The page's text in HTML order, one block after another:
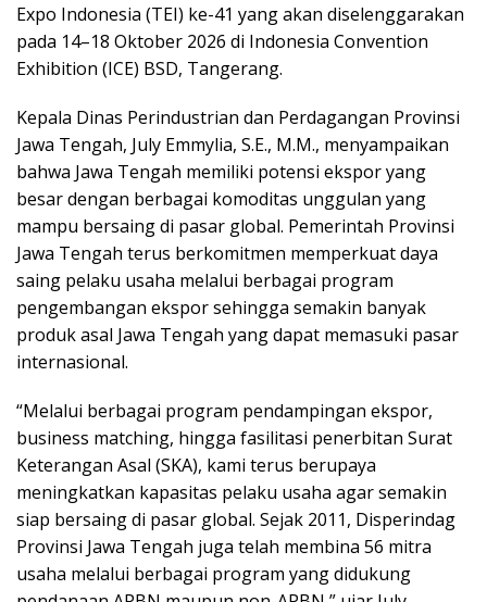
Expo Indonesia (TEI) ke-41 yang akan diselenggarakan
pada 14–18 Oktober 2026 di Indonesia Convention
Exhibition (ICE) BSD, Tangerang.
Kepala Dinas Perindustrian dan Perdagangan Provinsi
Jawa Tengah, July Emmylia, S.E., M.M., menyampaikan
bahwa Jawa Tengah memiliki potensi ekspor yang
besar dengan berbagai komoditas unggulan yang
mampu bersaing di pasar global. Pemerintah Provinsi
Jawa Tengah terus berkomitmen memperkuat daya
saing pelaku usaha melalui berbagai program
pengembangan ekspor sehingga semakin banyak
produk asal Jawa Tengah yang dapat memasuki pasar
internasional.
“Melalui berbagai program pendampingan ekspor,
business matching, hingga fasilitasi penerbitan Surat
Keterangan Asal (SKA), kami terus berupaya
meningkatkan kapasitas pelaku usaha agar semakin
siap bersaing di pasar global. Sejak 2011, Disperindag
Provinsi Jawa Tengah juga telah membina 56 mitra
usaha melalui berbagai program yang didukung